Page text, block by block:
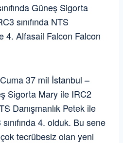
Güneş Sigorta
sınıfında NTS
4. Alfasail Falcon Falcon
Cuma 37 mil İstanbul –
Sigorta Mary ile IRC2
Danışmanlık Petek ile
4. olduk. Bu sene
tecrübesiz olan yeni